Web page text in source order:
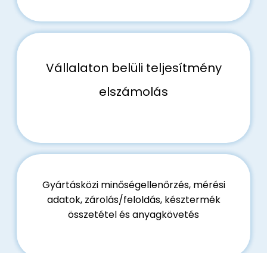
Vállalaton belüli teljesítmény
elszámolás
Gyártásközi minőségellenőrzés, mérési
adatok, zárolás/feloldás, késztermék
összetétel és anyagkövetés